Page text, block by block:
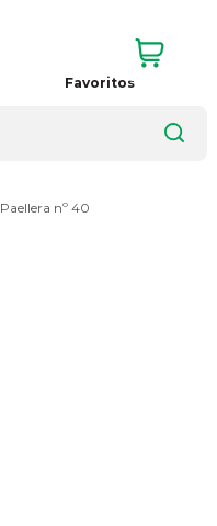
Favoritos
Paellera nº 40